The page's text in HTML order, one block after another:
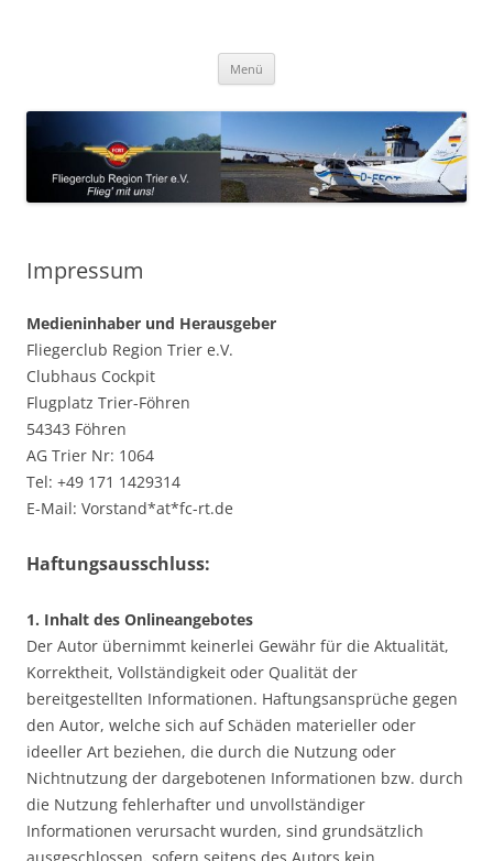
Menü
Impressum
Medieninhaber und Herausgeber
Fliegerclub Region Trier e.V.
Clubhaus Cockpit
Flugplatz Trier-Föhren
54343 Föhren
AG Trier Nr: 1064
Tel: +49 171 1429314
E-Mail: Vorstand*at*fc-rt.de
Haftungsausschluss:
1. Inhalt des Onlineangebotes
Der Autor übernimmt keinerlei Gewähr für die Aktualität,
Korrektheit, Vollständigkeit oder Qualität der
bereitgestellten Informationen. Haftungsansprüche gegen
den Autor, welche sich auf Schäden materieller oder
ideeller Art beziehen, die durch die Nutzung oder
Nichtnutzung der dargebotenen Informationen bzw. durch
die Nutzung fehlerhafter und unvollständiger
Informationen verursacht wurden, sind grundsätzlich
ausgeschlossen, sofern seitens des Autors kein